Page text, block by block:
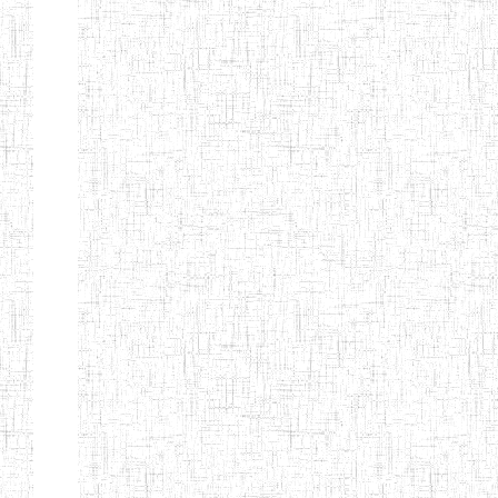
Etablissements
d'enseignement
secondaire
technique
et
professionnel
ESTP
Etablissements